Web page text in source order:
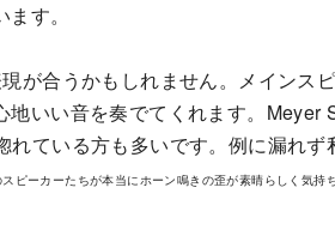
す。
が合うかもしれません。メインス
いい音を奏でてくれます。Meyer
ている方も多いです。例に漏れ
ピーカーたちが本当にホーン鳴きの歪が素晴らしく気持